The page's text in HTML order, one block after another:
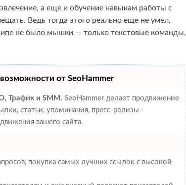
а еще и обучение навыкам работы с
Ведь тогда этого реально еще не умел,
не было мышки — только текстовые команды,
от SeoHammer
Трафик и SMM. SeoHammer делает продвижение
статьи, упоминания, пресс-релизы -
вашего сайта.
покупка самых лучших ссылок с высокой